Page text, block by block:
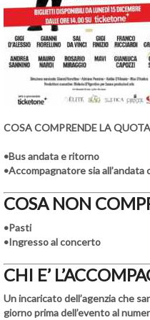
COSA COMPRENDE LA
•Bus andata e ritorno
•Accompagnatore sia all’andata
COSA NON
•Pasti
•Ingresso al concerto
CHI E’
Un incaricato dell’agenzia che
giorno prima dell’evento al